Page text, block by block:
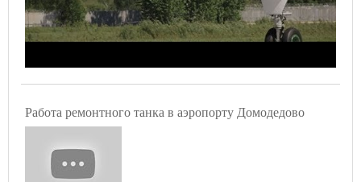
Работа ремонтного танка в аэропорту Домодедово